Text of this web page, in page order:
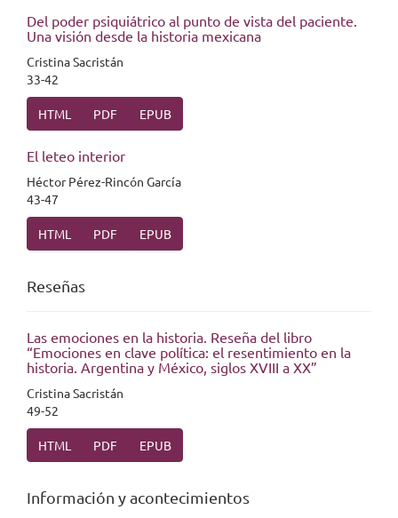
Del poder psiquiátrico al punto de vista del paciente.
Una visión desde la historia mexicana
Cristina Sacristán
33-42
HTML PDF EPUB
El leteo interior
Héctor Pérez-Rincón García
43-47
HTML PDF EPUB
Reseñas
Las emociones en la historia. Reseña del libro
“Emociones en clave política: el resentimiento en la
historia. Argentina y México, siglos XVIII a XX”
Cristina Sacristán
49-52
HTML PDF EPUB
Información y acontecimientos